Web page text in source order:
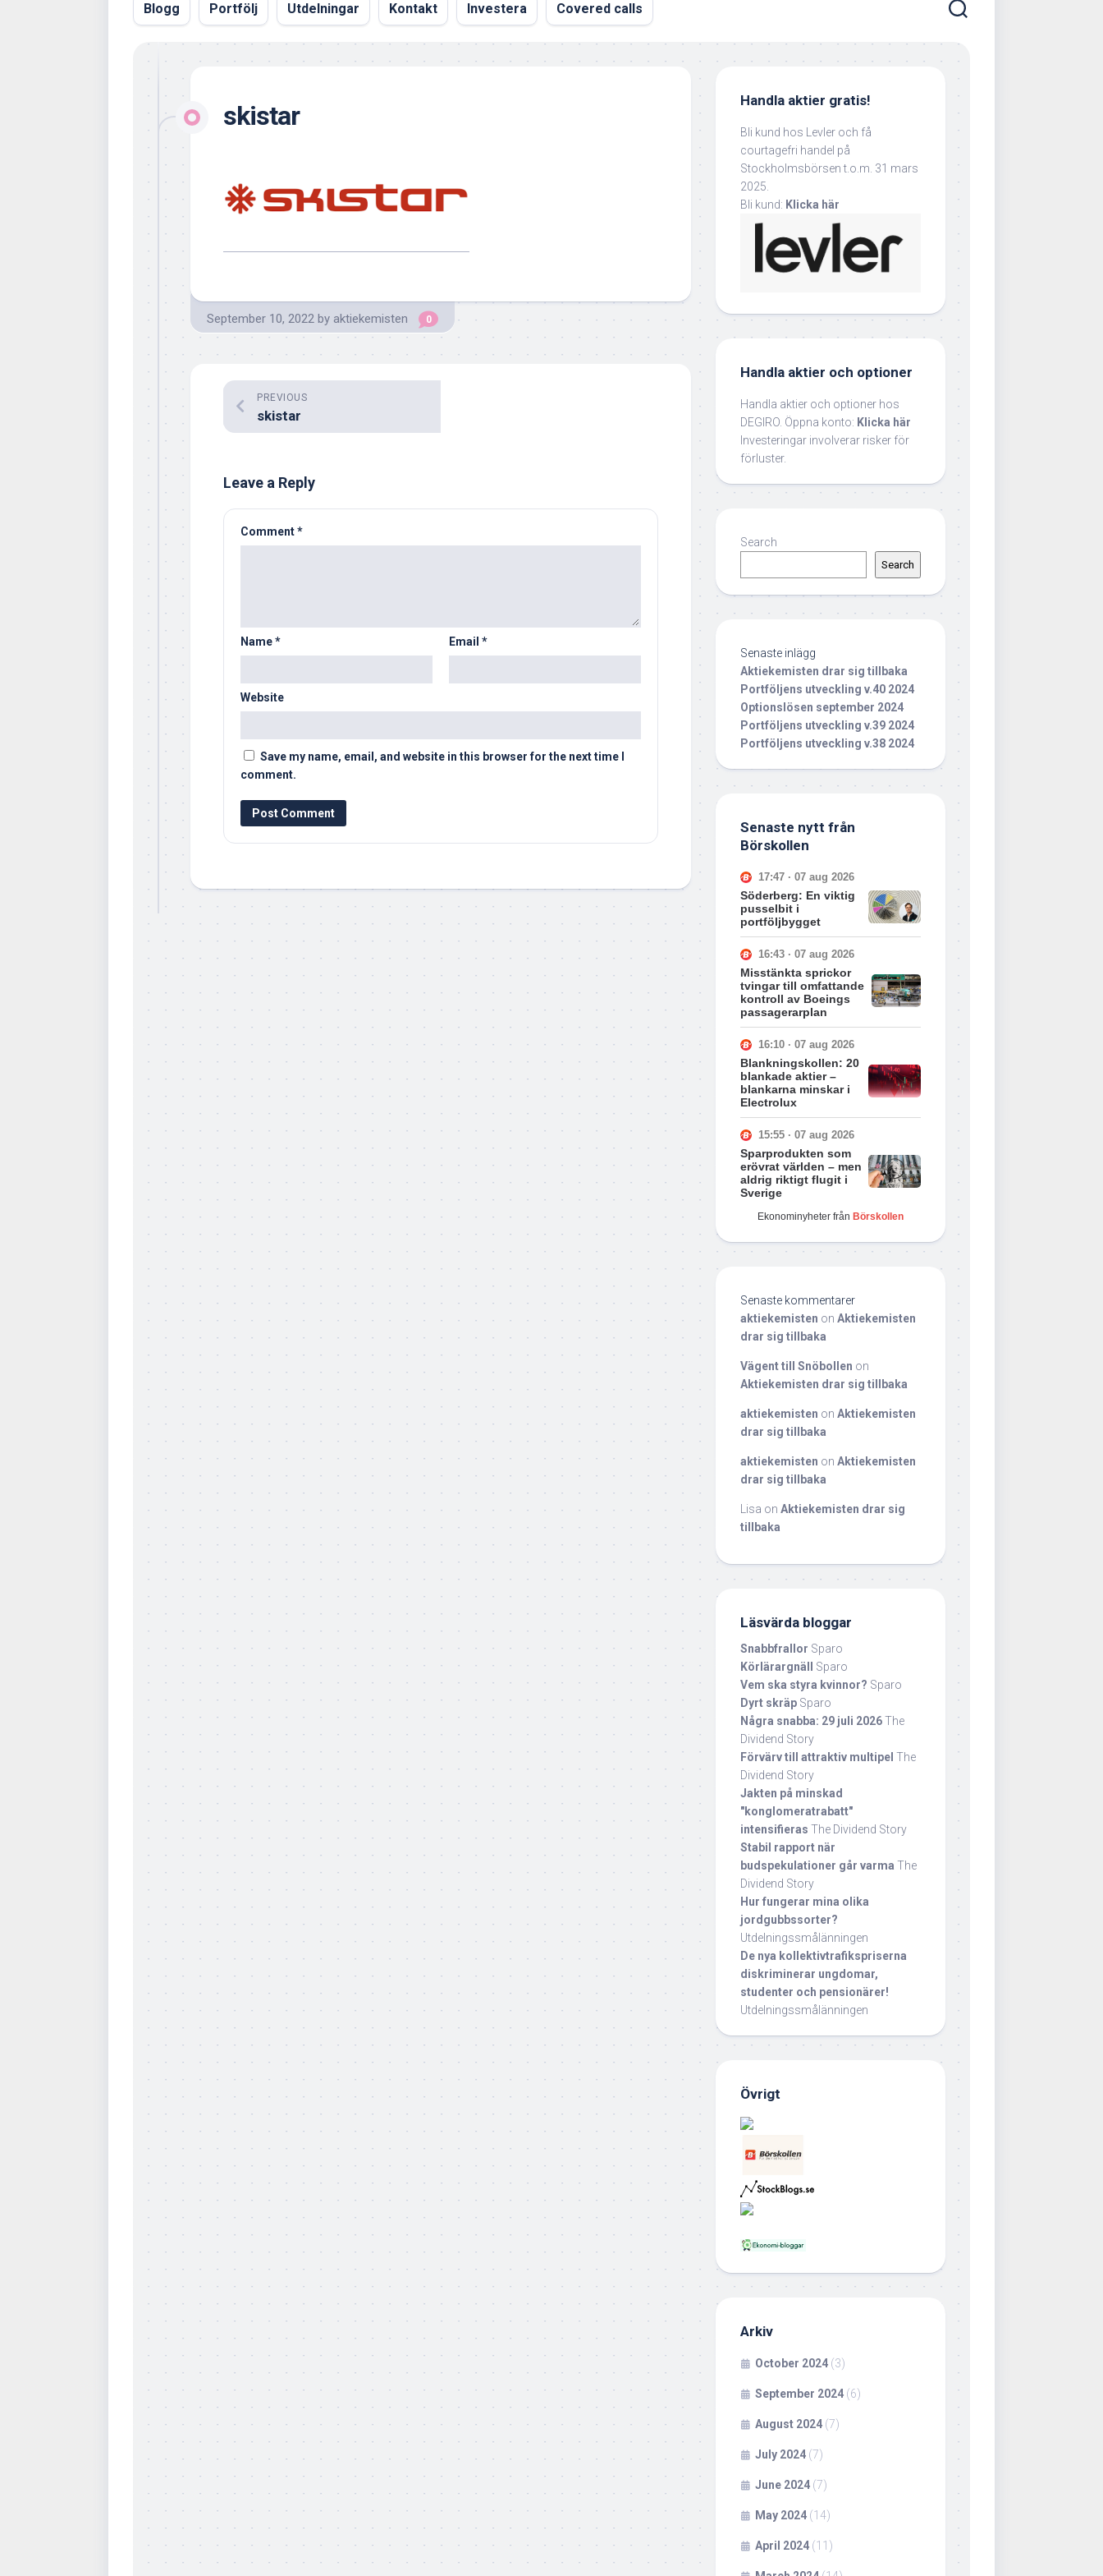
Blogg Portfölj Utdelningar Kontakt Investera Covered calls
skistar
September 10, 2022 by aktiekemisten 0
PREVIOUS
skistar
Leave a Reply
Comment*
Name* Email *
Website
Save my name, email, and website in this browser for the next time I
comment.
Handla aktier gratis!
Bli kund hos Levler och få
courtagefri handel på
Stockholmsbörsen t.o.m. 31 mars
2025.
Bli kund: Klicka här
Handla aktier och optioner
Handla aktier och optioner hos
DEGIRO. Öppna konto: Klicka här
Investeringar involverar risker för
förluster.
Search
Search
Senaste inlägg
Aktiekemisten drar sig tillbaka
Portföljens utveckling v.40 2024
Optionslösen september 2024
Portföljens utveckling v.39 2024
Portföljens utveckling v.38 2024
Senaste nytt från
Börskollen
17:47 · 07 aug 2026
Söderberg: En viktig
pusselbit i
portföljbygget
16:43 · 07 aug 2026
Misstänkta sprickor
tvingar till omfattande
kontroll av Boeings
passagerarplan
16:10 · 07 aug 2026
Blankningskollen: 20
blankade aktier –
blankarna minskar i
Electrolux
15:55 · 07 aug 2026
Sparprodukten som
erövrat världen – men
aldrig riktigt flugit i
Sverige
Ekonominyheter från Börskollen
Senaste kommentarer
aktiekemisten on Aktiekemisten
drar sig tillbaka
Vägent till Snöbollen on
Aktiekemisten drar sig tillbaka
aktiekemisten on Aktiekemisten
drar sig tillbaka
aktiekemisten on Aktiekemisten
drar sig tillbaka
Lisa on Aktiekemisten drar sig
tillbaka
Läsvärda bloggar
Snabbfrallor Sparo
Körlärargnäll Sparo
Vem ska styra kvinnor? Sparo
Dyrt skräp Sparo
Några snabba: 29 juli 2026The
Dividend Story
Förvärv till attraktiv multipel The
Dividend Story
Jakten på minskad
"konglomeratrabatt"
intensifieras The Dividend Story
Stabil rapport när
budspekulationer går varma The
Dividend Story
Hur fungerar mina olika
jordgubbssorter?
Utdelningssmålänningen
De nya kollektivtrafikspriserna
diskriminerar ungdomar,
studenter och pensionärer!
Utdelningssmålänningen
Övrigt
Arkiv
October 2024 (3)
September 2024 (6)
August 2024 (7)
July 2024 (7)
June 2024 (7)
May 2024 (14)
April 2024 (11)